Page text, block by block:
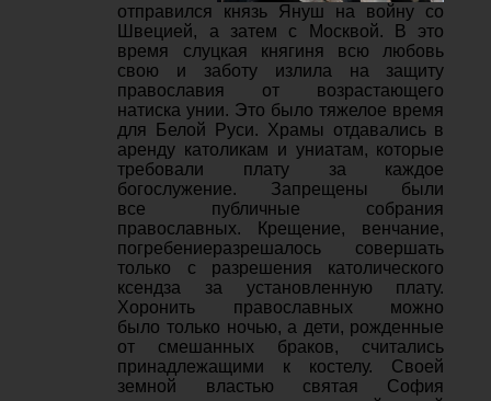
отправился князь Януш на войну со
Швецией, а затем с Москвой. В это
время слуцкая княгиня всю любовь
свою и заботу излила на защиту
православия от возрастающего
натиска унии. Это было тяжелое время
для Белой Руси. Храмы отдавались в
аренду католикам и униатам, которые
требовали плату за каждое
богослужение. Запрещены были
все публичные собрания
православных. Крещение, венчание,
погребениеразрешалось совершать
только с разрешения католического
ксендза за установленную плату.
Хоронить православных можно
было только ночью, а дети, рожденные
от смешанных браков, считались
принадлежащими к костелу. Своей
земной властью святая София